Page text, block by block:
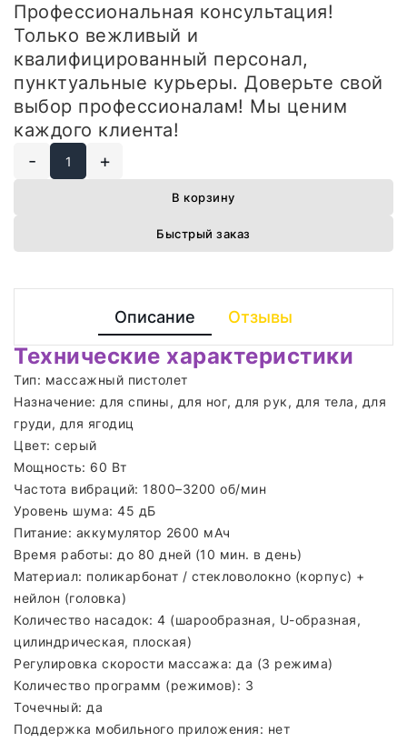
Профессиональная консультация!
Только вежливый и
квалифицированный персонал,
пунктуальные курьеры. Доверьте свой
выбор профессионалам! Мы ценим
каждого клиента!
-
+
В корзину
Быстрый заказ
Описание Отзывы
Технические характеристики
Тип: массажный пистолет
Назначение: для спины, для ног, для рук, для тела, для
груди, для ягодиц
Цвет: серый
Мощность: 60 Вт
Частота вибраций: 1800–3200 об/мин
Уровень шума: 45 дБ
Питание: аккумулятор 2600 мАч
Время работы: до 80 дней (10 мин. в день)
Материал: поликарбонат / стекловолокно (корпус) +
нейлон (головка)
Количество насадок: 4 (шарообразная, U-образная,
цилиндрическая, плоская)
Регулировка скорости массажа: да (3 режима)
Количество программ (режимов): 3
Точечный: да
Поддержка мобильного приложения: нет